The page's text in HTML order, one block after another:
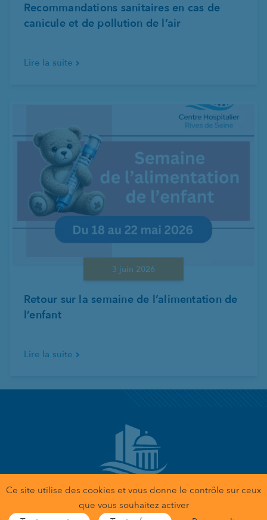
Recommandations sanitaires en cas de
canicule et de pollution de l’air
Lire la suite
3 juin 2026
Retour sur la semaine de l’alimentation de
l’enfant
Lire la suite
Gestion des données personnelles
Ce site utilise des cookies et vous donne le contrôle sur ceux
que vous souhaitez activer